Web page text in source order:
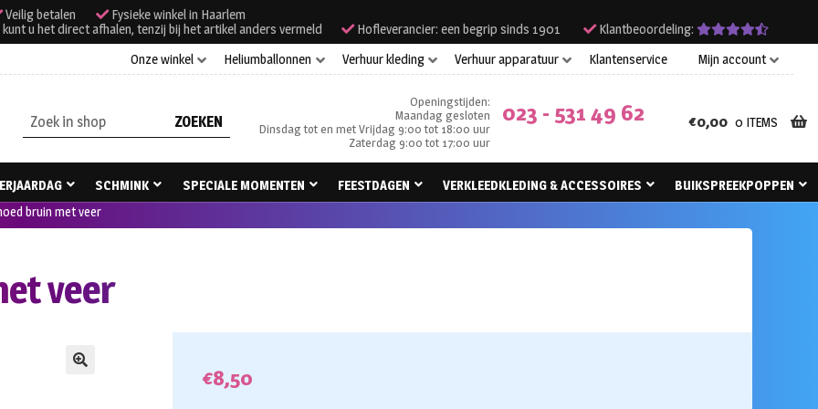
Veilig betalen
Fysieke winkel in Haarlem
u het direct afhalen, tenzij bij het artikel anders vermeld
Hofleverancier: een begrip sinds 1901
Klantbeoordeling:
Onze winkel
Heliumballonnen Verhuur kleding Verhuur apparatuur Klantenservice Mijn account
Zoeken
naar:
Openingstijden:
Maandag gesloten
Dinsdag tot en met Vrijdag 9:00 tot 18:00 uur
Zaterdag 9:00 tot 17:00 uur
023 - 531 49 62 €0,00 0 ITEMS
SCHMINK SPECIALE MOMENTEN FEESTDAGEN VERKLEEDKLEDING & ACCESSOIRES
BUIKSPREEKPOPPEN
bruin met veer
veer
€8,50